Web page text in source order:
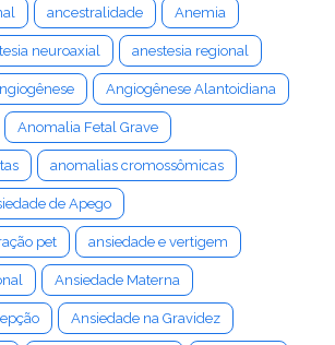
ancestralidade Anemia
neuroaxial anestesia regional
Angiogênese Alantoidiana
Anomalia Fetal Grave
anomalias cromossômicas
de Apego
pet ansiedade e vertigem
Ansiedade Materna
Ansiedade na Gravidez